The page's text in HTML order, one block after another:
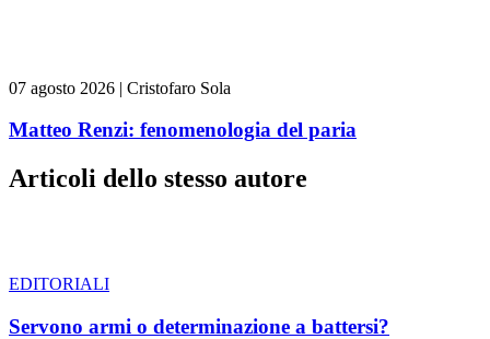
07 agosto 2026 | Cristofaro Sola
Matteo Renzi: fenomenologia del paria
Articoli dello stesso autore
EDITORIALI
Servono armi o determinazione a battersi?